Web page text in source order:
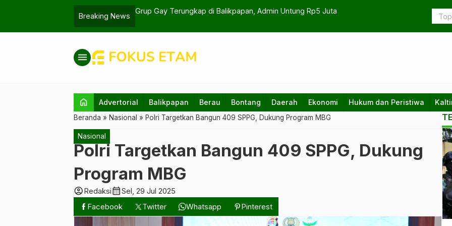
Breaking News
di Balikpapan, Admin Untung Rp5 Juta Wakil Bupati PPU Tekankan Percepatan Penyerapan
menu
home Advertorial Balikpapan Berau Bontang Daerah Ekonomi Hukum dan Peristiwa
Beranda » Nasional » Polri Targetkan Bangun 409 SPPG, Dukung Program MBG
Nasional
Polri Targetkan Bangun 409 SPPG, Dukung
Program MBG
account_circleRedaksicalendar_monthSel, 29 Jul 2025
Facebook
Twitter Whatsapp Pinterest